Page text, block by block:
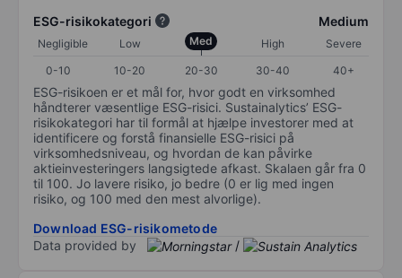
ESG-risikokategori Medium
Negligible Low Med High
Severe
0-10
10-20 20-30 30-40 40+
ESG-risikoen er et mål for, hvor godt en virksomhed
håndterer væsentlige ESG-risici. Sustainalytics’ ESG-
risikokategori har til formål at hjælpe investorer med at
identificere og forstå finansielle ESG-risici på
virksomhedsniveau, og hvordan de kan påvirke
aktieinvesteringers langsigtede afkast. Skalaen går fra 0
til 100. Jo lavere risiko, jo bedre (0 er lig med ingen
risiko, og 100 med den mest alvorlige).
Download ESG-risikometode
Data provided by
/